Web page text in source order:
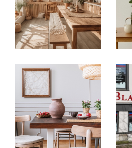
Acheter ou vendre
confiance
Vous recherchez une
la-Gaillarde
ou un bien à
Tulle ?
Nos agences vous
d’annonces immobilières en
Villas, maisons de village,
studios, garages